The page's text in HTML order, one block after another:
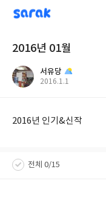
sarak
2016년 01월
서유당
작
2016.1.1
2016년 인기&신작
전체 0/15